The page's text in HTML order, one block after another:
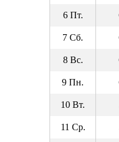
6 Пт.
7 Сб.
8 Вс.
9 Пн.
10 Вт.
11 Ср.